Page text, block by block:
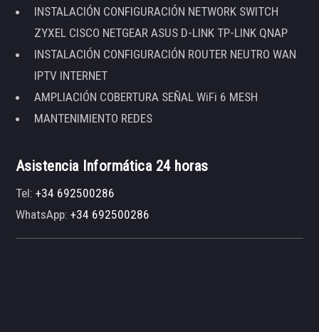
INSTALACIÓN CONFIGURACIÓN NETWORK SWITCH
ZYXEL CISCO NETGEAR ASUS D-LINK TP-LINK QNAP
INSTALACIÓN CONFIGURACIÓN ROUTER NEUTRO WAN
IPTV INTERNET
AMPLIACIÓN COBERTURA SEÑAL WiFi 6 MESH
MANTENIMIENTO REDES
Asistencia Informática 24 horas
Tel:+34 692500286
WhatsApp:+34 692500286